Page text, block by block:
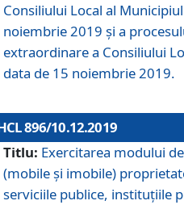
Consiliului Local al
noiembrie 2019 și a
extraordinare a Consiliului
data de 15 noiembrie 2019.
896/10.12.2019
Titlu: Exercitarea modului
(mobile și imobile)
serviciile publice, instituțiile